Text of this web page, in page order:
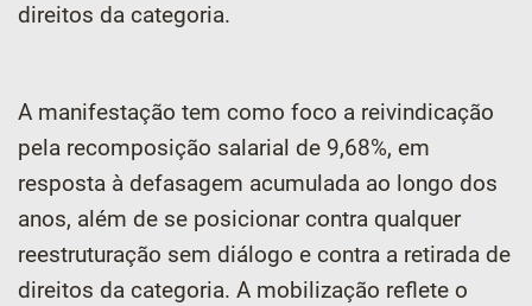
direitos da categoria.
A manifestação tem como foco a reivindicação
pela recomposição salarial de 9,68%, em
resposta à defasagem acumulada ao longo dos
anos, além de se posicionar contra qualquer
reestruturação sem diálogo e contra a retirada de
direitos da categoria. A mobilização reflete o